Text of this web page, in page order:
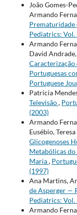
João Gomes-
Armando
Prematuridade
Pediatrics: Vol.
Armando
David
Caracterização
Portuguesas
Portuguese
Patrícia
Televisão,
(2003)
Armando
Eusébio,
Glicogenoses
Metabólicas
Maria,
(1997)
Ana Martins,
de Asperger —
Pediatrics: Vol.
Armando